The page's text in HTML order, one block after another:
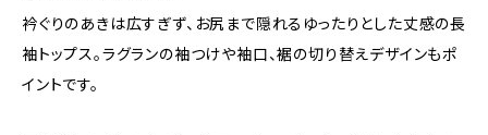
衿ぐりのあきは広すぎず、お尻まで隠れるゆったりとした丈感の長
袖トップス。ラグランの袖つけや袖口、裾の切り替えデザインもポ
イントです。